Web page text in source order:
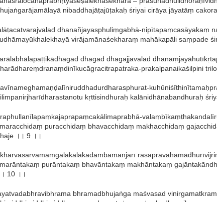
nibaddhajāṭajūṭakaḥ śriyai cirāya jāyatāṃ
dhanañjayasphuliṃgabhā-nipītapaṃcasāyakaṃ
virājamānaśekharaṃ mahākapāli saṃpade
dhagad dhagajjavalad
prakalpanaikaśilpini
kṛttisindhuraḥ kalānidhānabandhuraḥ
puracchidaṃ bhavacchidaṃ makhacchidaṃ
।। 9 ।।
purāntakaṃ bhavāntakaṃ makhāntakaṃ
10 ।।
bhramadbhujaṅga maśvasad